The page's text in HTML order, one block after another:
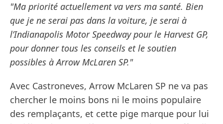
"Ma priorité actuellement va vers ma santé. Bien
que je ne serai pas dans la voiture, je serai à
l’Indianapolis Motor Speedway pour le Harvest GP,
pour donner tous les conseils et le soutien
possibles à Arrow McLaren SP."
Avec Castroneves, Arrow McLaren SP ne va pas
chercher le moins bons ni le moins populaire
des remplaçants, et cette pige marque pour lui